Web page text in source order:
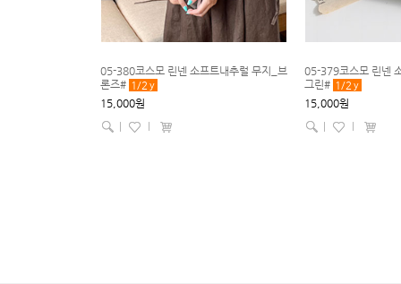
05-380코스모 린넨 소프트내추럴 무지_브
론즈# 1/2 y
15,000원
|
05-379코스모 린넨
그린# 1/2 y
15,000원
|